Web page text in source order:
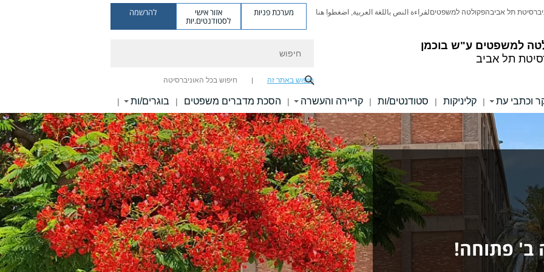
למשפטים ע"ש בוכמן
תל אביב
תל אביבהפקולטה למשפטיםلقراءة النص باللغة العربية, اضغطوا هنا מערכת פניות אזור אישי
לסטודנטים.יות
להרשמה
חיפוש באתר זה חיפוש בכל האוניברסיטה
וכתבי עת | קליניקות | סטודנטים/ות | קריירה והעשרה | הסכת מדברים משפטים | בוגרים/ות |
ב' פתוחה!